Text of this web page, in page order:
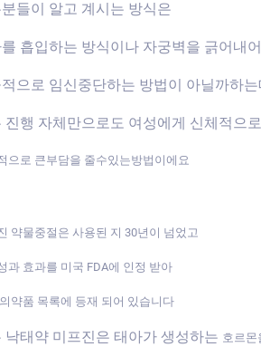
들이 알고 계시는 방식은
흡입하는 방식이나 자궁벽을 긁어내어
적으로 임신중단하는 방법이 아닐까하는
진행 자체만으로도 여성에게 신체적으
으로 큰부담을 줄수있는방법이에요
약물중절은 사용된 지 30년이 넘었고
과 효과를 미국 FDA에 인정 받아
약품 목록에 등재 되어 있습니다
낙태약 미프진은 태아가 생성하는 호르몬